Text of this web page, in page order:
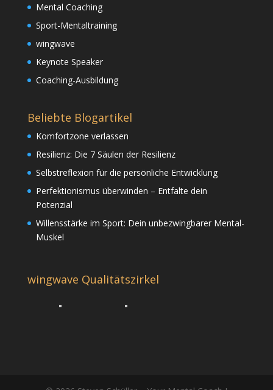
Mental Coaching
Sport-Mentaltraining
wingwave
Keynote Speaker
Coaching-Ausbildung
Beliebte Blogartikel
Komfortzone verlassen
Resilienz: Die 7 Säulen der Resilienz
Selbstreflexion für die persönliche Entwicklung
Perfektionismus überwinden – Entfalte dein
Potenzial
Willensstärke im Sport: Dein unbezwingbarer Mental-
Muskel
wingwave Qualitätszirkel